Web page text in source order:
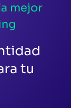
mejor
tu